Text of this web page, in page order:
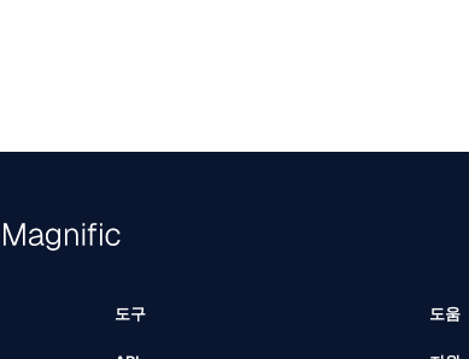
도구 도움